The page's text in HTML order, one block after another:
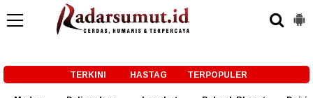
TERKINI HASTAG TERPOPULER